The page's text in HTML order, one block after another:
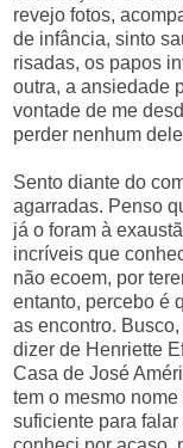
revejo fotos,
de infância, sinto
risadas, os papos
outra, a ansiedade
vontade de me
perder nenhum
Sento diante do
agarradas. Penso
já o foram à
incríveis que
não ecoem, por
entanto, percebo é
as encontro.
dizer de Henriette
Casa de José
tem o mesmo
suficiente para